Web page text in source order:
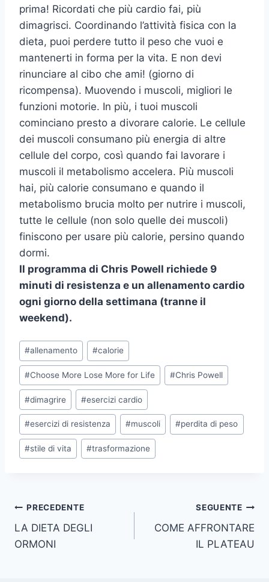
prima! Ricordati che più cardio fai, più
dimagrisci. Coordinando l’attività fisica con la
dieta, puoi perdere tutto il peso che vuoi e
mantenerti in forma per la vita. E non devi
rinunciare al cibo che ami! (giorno di
ricompensa). Muovendo i muscoli, migliori le
funzioni motorie. In più, i tuoi muscoli
cominciano presto a divorare calorie. Le cellule
dei muscoli consumano più energia di altre
cellule del corpo, così quando fai lavorare i
muscoli il metabolismo accelera. Più muscoli
hai, più calorie consumano e quando il
metabolismo brucia molto per nutrire i muscoli,
tutte le cellule (non solo quelle dei muscoli)
finiscono per usare più calorie, persino quando
dormi.
Il programma di Chris Powell richiede 9
minuti di resistenza e un allenamento cardio
ogni giorno della settimana (tranne il
weekend).
Tag
articolo:
#allenamento #calorie
#Choose More Lose More for Life #Chris Powell
#dimagrire #esercizi cardio
#esercizi di resistenza #muscoli #perdita di peso
#stile di vita #trasformazione
Navigazione
articoli
PRECEDENTE
LA DIETA DEGLI
ORMONI
SEGUENTE
COME AFFRONTARE
IL PLATEAU